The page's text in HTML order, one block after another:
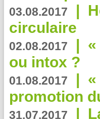
03.08.2017 |
circulaire
02.08.2017 |
ou intox ?
01.08.2017 |
promotion
31.07.2017 |